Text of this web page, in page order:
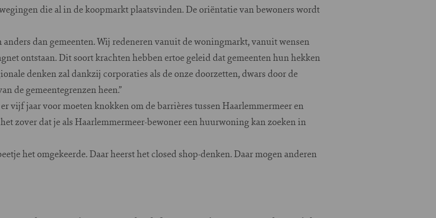
die al in de koopmarkt plaatsvinden. De oriëntatie van bewoners wordt
anders dan gemeenten. Wij redeneren vanuit de woningmarkt, vanuit wensen
ontstaan. Dit soort krachten hebben ertoe geleid dat gemeenten hun hekken
denken zal dankzij corporaties als de onze doorzetten, dwars door de
de gemeentegrenzen heen.”
vijf jaar voor moeten knokken om de barrières tussen Haarlemmermeer en
zover dat je als Haarlemmermeer-bewoner een huurwoning kan zoeken in
het omgekeerde. Daar heerst het closed shop-denken. Daar mogen anderen